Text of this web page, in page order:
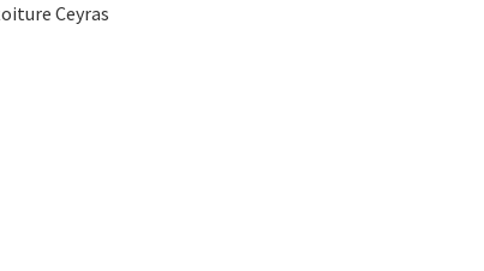
Ceyras